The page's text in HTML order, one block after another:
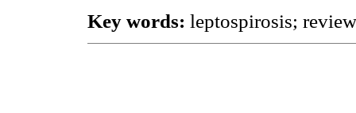
Key words: leptospirosis;